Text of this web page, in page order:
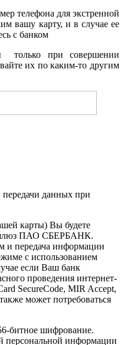
телефона для экстренной
вашу карту, и в случае ее
с банком
только при совершении
их по каким-то другим
передачи данных при
карты) Вы будете
шлюз ПАО СБЕРБАНК.
и передача информации
с использованием
если Ваш банк
проведения интернет-
SecureCode, MIR Accept,
может потребоваться
битное шифрование.
персональной информации